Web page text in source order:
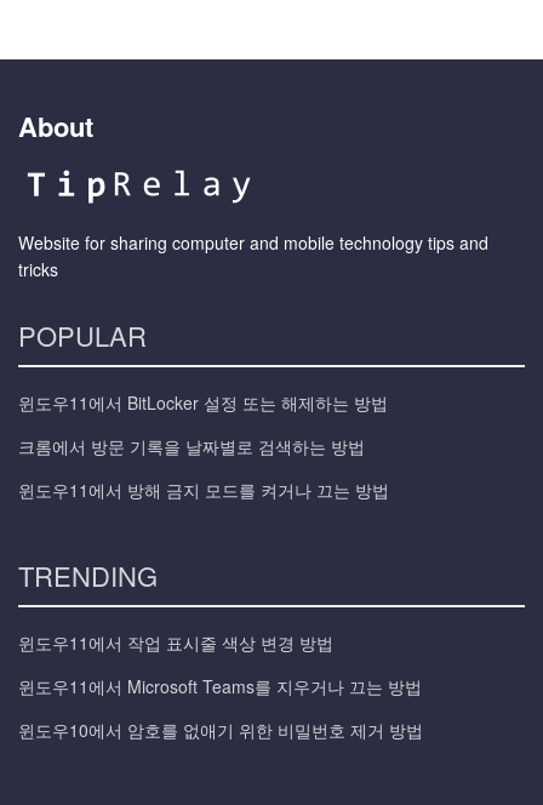
About
Website for sharing computer and mobile technology tips and
tricks
POPULAR
윈도우11에서 BitLocker 설정 또는 해제하는 방법
크롬에서 방문 기록을 날짜별로 검색하는 방법
윈도우11에서 방해 금지 모드를 켜거나 끄는 방법
TRENDING
윈도우11에서 작업 표시줄 색상 변경 방법
윈도우11에서 Microsoft Teams를 지우거나 끄는 방법
윈도우10에서 암호를 없애기 위한 비밀번호 제거 방법